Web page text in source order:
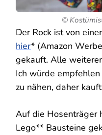
©
Der Rock ist von
hier* (Amazon
gekauft. Alle
Ich würde
zu nähen, daher
Auf die Hosenträger
Lego** Bausteine